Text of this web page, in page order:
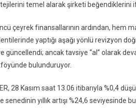
temel alarak şirketi beğendiklerini
çeyrek finansallarının ardından, hem
yaptığı aşağı yönlü revizyon
güncellendi; ancak tavsiye “al” olarak
bulunduruyor.
28 Kasım saat 13.06 itibarıyla %0,4
senedinin yıllık artışı %24,6 seviyesinde